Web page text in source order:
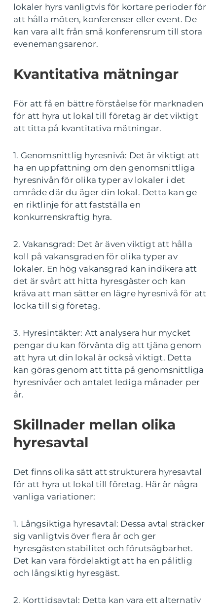
lokaler hyrs vanligtvis för kortare perioder för
att hålla möten, konferenser eller event. De
kan vara allt från små konferensrum till stora
evenemangsarenor.
Kvantitativa mätningar
För att få en bättre förståelse för marknaden
för att hyra ut lokal till företag är det viktigt
att titta på kvantitativa mätningar.
1. Genomsnittlig hyresnivå: Det är viktigt att
ha en uppfattning om den genomsnittliga
hyresnivån för olika typer av lokaler i det
område där du äger din lokal. Detta kan ge
en riktlinje för att fastställa en
konkurrenskraftig hyra.
2. Vakansgrad: Det är även viktigt att hålla
koll på vakansgraden för olika typer av
lokaler. En hög vakansgrad kan indikera att
det är svårt att hitta hyresgäster och kan
kräva att man sätter en lägre hyresnivå för att
locka till sig företag.
3. Hyresintäkter: Att analysera hur mycket
pengar du kan förvänta dig att tjäna genom
att hyra ut din lokal är också viktigt. Detta
kan göras genom att titta på genomsnittliga
hyresnivåer och antalet lediga månader per
år.
Skillnader mellan olika
hyresavtal
Det finns olika sätt att strukturera hyresavtal
för att hyra ut lokal till företag. Här är några
vanliga variationer:
1. Långsiktiga hyresavtal: Dessa avtal sträcker
sig vanligtvis över flera år och ger
hyresgästen stabilitet och förutsägbarhet.
Det kan vara fördelaktigt att ha en pålitlig
och långsiktig hyresgäst.
2. Korttidsavtal: Detta kan vara ett alternativ